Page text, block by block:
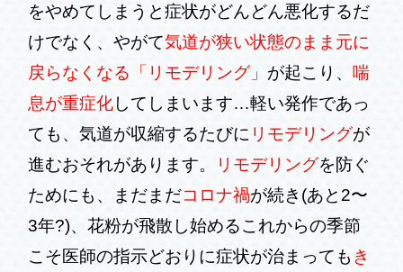
をやめてしまうと症状がどんどん悪化するだ
けでなく、やがて気道が狭い状態のまま元に
戻らなくなる「リモデリング」 が起こり、 喘
息が重症化してしまいます…軽い発作であっ
ても、気道が収縮するたびに リモデリングが
進むおそれがあります。
リモデリングを防ぐ
ためにも、まだまだコロナ禍が続き(あと2〜
3年?)、花粉が飛散し始めるこれからの季節
こそ医師の指示どおりに症状が治まっても き